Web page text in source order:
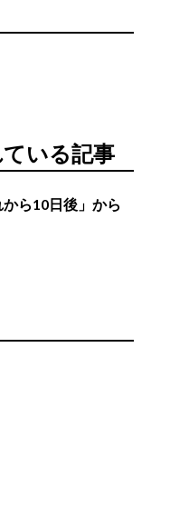
いる記事
ら10日後」から